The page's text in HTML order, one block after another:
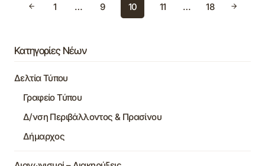
1 … 9 10 11 … 18
Κατηγορίες Νέων
Δελτία Τύπου
Γραφείο Τύπου
Δ/νση Περιβάλλοντος & Πρασίνου
Δήμαρχος